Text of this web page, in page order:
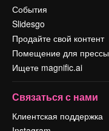
События
Slidesgo
Продайте свой контент
Помещение для прессы
Ищете magnific.ai
Связаться с нами
Клиентская поддержка